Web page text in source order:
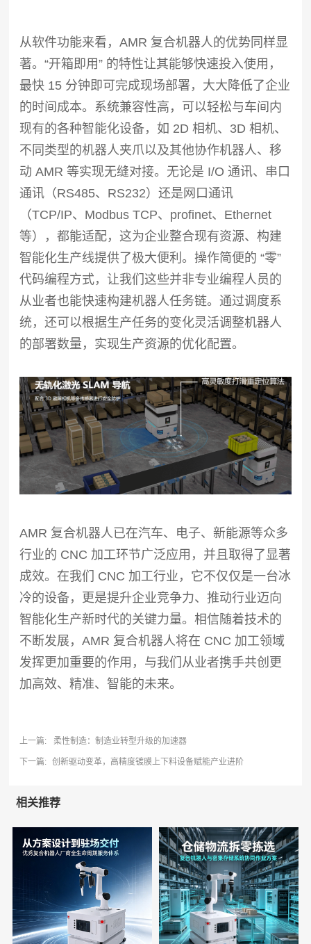
从软件功能来看，AMR 复合机器人的优势同样显
著。“开箱即用” 的特性让其能够快速投入使用，
最快 15 分钟即可完成现场部署，大大降低了企业
的时间成本。系统兼容性高，可以轻松与车间内
现有的各种智能化设备，如 2D 相机、3D 相机、
不同类型的机器人夹爪以及其他协作机器人、移
动 AMR 等实现无缝对接。无论是 I/O 通讯、串口
通讯（RS485、RS232）还是网口通讯
（TCP/IP、Modbus TCP、profinet、Ethernet
等），都能适配，这为企业整合现有资源、构建
智能化生产线提供了极大便利。操作简便的 “零”
代码编程方式，让我们这些并非专业编程人员的
从业者也能快速构建机器人任务链。通过调度系
统，还可以根据生产任务的变化灵活调整机器人
的部署数量，实现生产资源的优化配置。
AMR 复合机器人已在汽车、电子、新能源等众多
行业的 CNC 加工环节广泛应用，并且取得了显著
成效。在我们 CNC 加工行业，它不仅仅是一台冰
冷的设备，更是提升企业竞争力、推动行业迈向
智能化生产新时代的关键力量。相信随着技术的
不断发展，AMR 复合机器人将在 CNC 加工领域
发挥更加重要的作用，与我们从业者携手共创更
加高效、精准、智能的未来。
上一篇: 柔性制造：制造业转型升级的加速器
下一篇: 创新驱动变革，高精度镀膜上下料设备赋能产业进阶
相关推荐